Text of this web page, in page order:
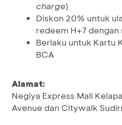
charge)
Diskon 20% untuk
redeem H+7 dengan
Berlaku untuk Kartu
BCA
Alamat:
Negiya Express Mall
Avenue dan Citywalk